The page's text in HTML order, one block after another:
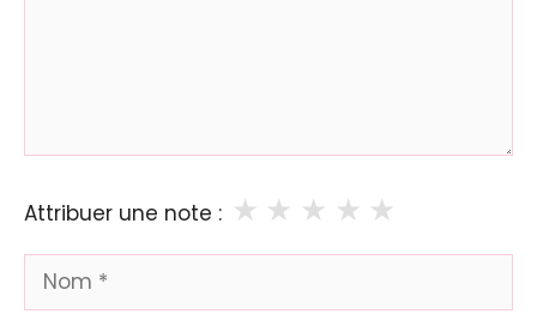
Attribuer une note : ★
★
★
★
★
Nom